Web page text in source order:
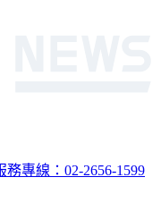
務專線：02-2656-1599